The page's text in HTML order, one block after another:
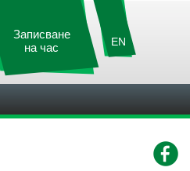
EN
Записване
на час